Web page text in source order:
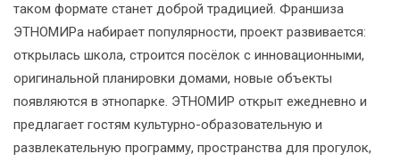
таком формате станет доброй традицией. Франшиза
ЭТНОМИРа набирает популярности, проект развивается:
открылась школа, строится посёлок с инновационными,
оригинальной планировки домами, новые объекты
появляются в этнопарке. ЭТНОМИР открыт ежедневно и
предлагает гостям культурно-образовательную и
развлекательную программу, пространства для прогулок,